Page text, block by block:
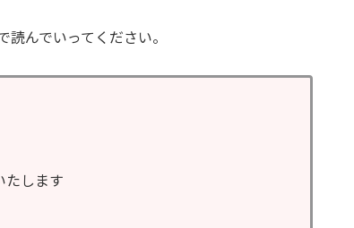
んでいってください。
たします